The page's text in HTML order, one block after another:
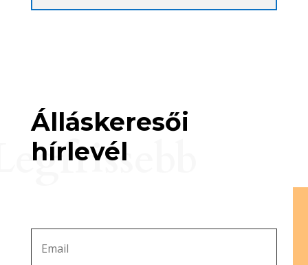
Álláskeresői
hírlevél